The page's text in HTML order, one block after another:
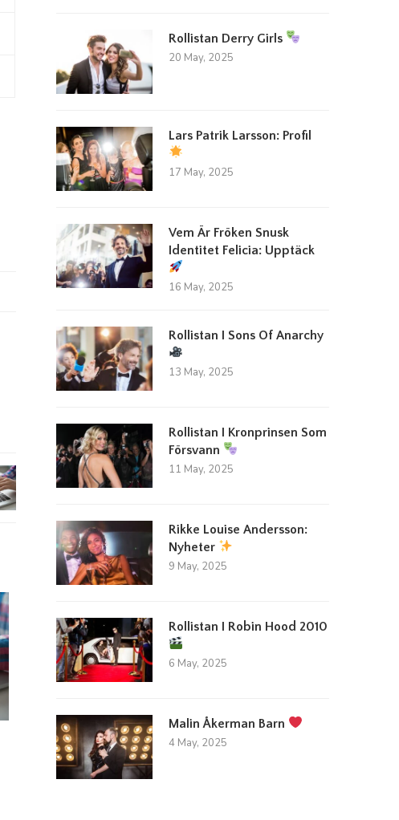
Tillväxt inom spelindustrin lockar in
nya investerare
23 March, 2026
Rollistan Derry Girls
20 May, 2025
Lars Patrik Larsson: Profil
17 May, 2025
Vem Är Fröken Snusk
Identitet Felicia: Upptäck
16 May, 2025
Rollistan I Sons Of Anarchy
13 May, 2025
Rollistan I Kronprinsen Som
Försvann
11 May, 2025
Rikke Louise Andersson:
Nyheter
9 May, 2025
Rollistan I Robin Hood 2010
6 May, 2025
Malin Åkerman Barn
4 May, 2025